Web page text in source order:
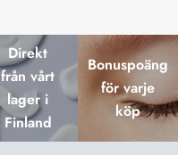
Direkt
från vårt
lager i
Finland
Bonuspoäng
för varje
köp